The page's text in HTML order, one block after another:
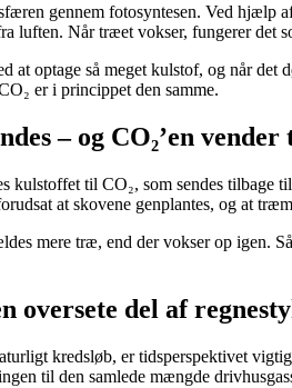
gennem fotosyntesen. Ved hjælp
luften. Når træet vokser, fungerer det
at optage så meget kulstof, og når
er i princippet den samme.
– og CO₂’en vender
kulstoffet til CO₂, som sendes tilbage
at skovene genplantes, og at
mere træ, end der vokser op igen.
oversete del af
kredsløb, er tidsperspektivet
til den samlede mængde